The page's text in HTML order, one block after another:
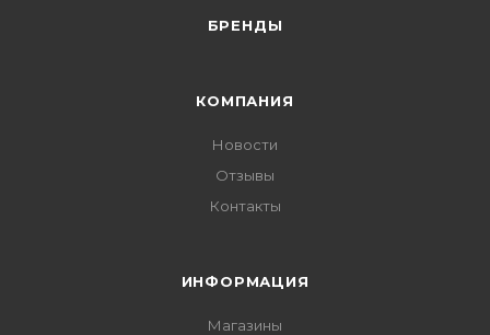
БРЕНДЫ
КОМПАНИЯ
Новости
Отзывы
Контакты
ИНФОРМАЦИЯ
Магазины